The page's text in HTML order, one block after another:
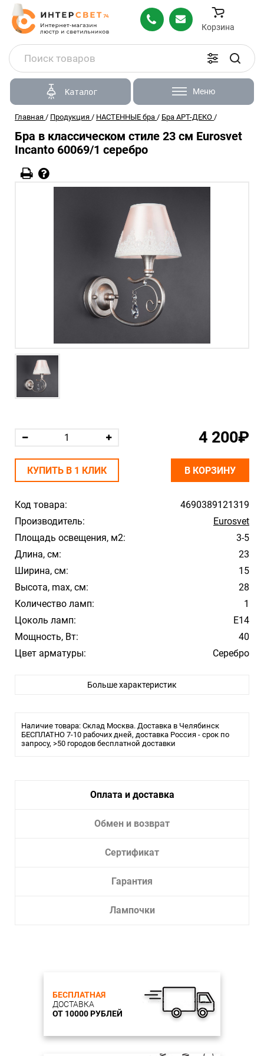
Корзина
Каталог Меню
Главная / Продукция / НАСТЕННЫЕ бра / Бра АРТ-ДЕКО /
Бра в классическом стиле 23 см Eurosvet
Incanto 60069/1 серебро
Код товара:
4690389121319
Производитель:
Eurosvet
Площадь освещения, м2:
3-5
Длина, см:
23
Ширина, см:
15
Высота, max, см:
28
Количество ламп:
1
Цоколь ламп:
Е14
Мощность, Вт:
40
Цвет арматуры:
Серебро
Материал плафона/абажура:
Стиль:
Классика
Галогеновая, Накаливания,
Лампочки в комплекте:
Больше характеристик
Наличие товара: Склад Москва. Доставка в Челябинск
БЕСПЛАТНО 7-10 рабочих дней, доставка Россия - срок по
запросу, >50 городов бесплатной доставки
4 200₽
КУПИТЬ В 1 КЛИК В КОРЗИНУ
Оплата и доставка
Обмен и возврат
Сертификат
Гарантия
Лампочки
БЕСПЛАТНАЯ
ДОСТАВКА
ОТ 10000 РУБЛЕЙ